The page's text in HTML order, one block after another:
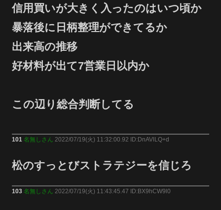
信用買いが大きく入ったのはいつ頃か
暴落後に日柄整理ができてるか
出来高の推移
好材料が出て7営業日以内か
この辺り総合判断してる
101 名無しさん 2022/07/19(火) 11:32:00.92 ID:DnAVlLQ+d
松のすっとびストラテジーを信じろ
103 名無しさん 2022/07/19(火) 11:43:45.47 ID:BX9hCW9l0